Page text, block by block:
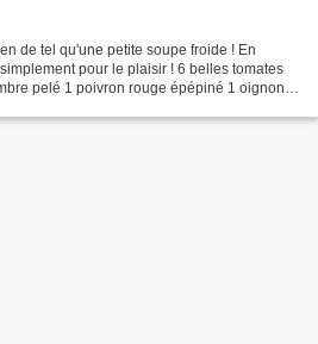
de tel qu'une petite soupe froide ! En
pour le plaisir ! 6 belles tomates
pelé 1 poivron rouge épépiné 1 oignon